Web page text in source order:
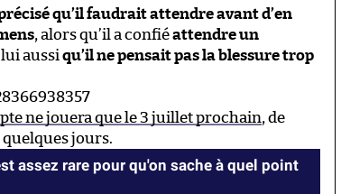
, alors qu’il a confiéattendre un
aussiqu’il ne pensait pas la blessure trop
ne jouera que le 3 juillet prochain
quelques jours.
assez rare pour qu'on sache à quel point